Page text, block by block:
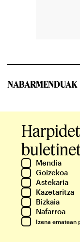
NABARMENDUAK
Mendia
Goizekoa
Astekaria
Kazetaritza
Bizkaia
Nafarroa
Izena ematean